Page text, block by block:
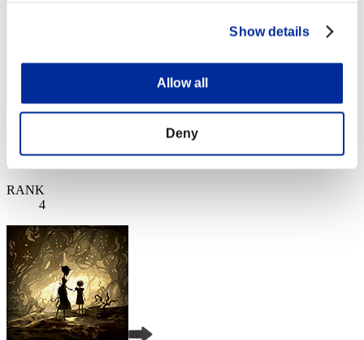
Show details
Allow all
Deny
スコア:Lv:1/01'13"27
RANK
4